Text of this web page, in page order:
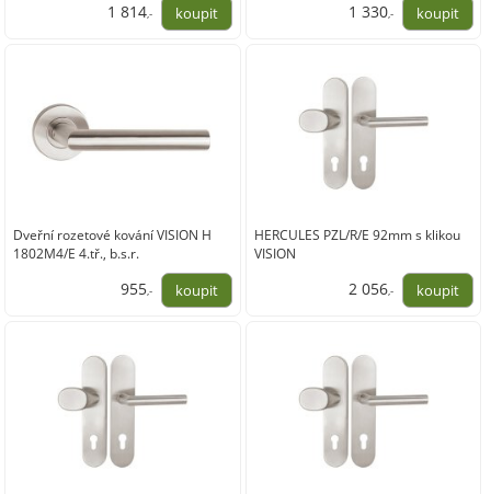
1 814,- 1 330,-
Dveřní rozetové kování VISION H
1802M4/E 4.tř., b.s.r.
955,-
HERCULES PZL/R/E 92mm s klikou
VISION
2 056,-